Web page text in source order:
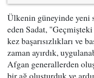
Ülkenin güneyinde yeni
eden Sadat, "Geçmişteki
kez başarısızlıkları ve
zaman ayırdık,
Afgan generallerden
bir ağ oluşturduk ve